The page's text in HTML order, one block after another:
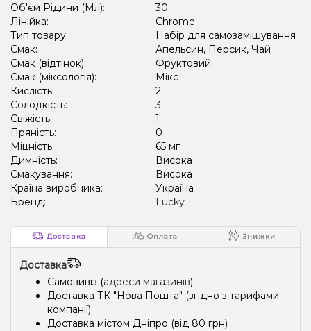
Об'єм Рідини (Мл):
30
Лінійка:
Chrome
Тип товару:
Набір для самозамішування
Смак:
Апельсин, Персик, Чай
Смак (відтінок):
Фруктовий
Смак (міксологія):
Мікс
Кислість:
2
Солодкість:
3
Свіжість:
1
Пряність:
0
Міцність:
65 мг
Димність:
Висока
Смакування:
Висока
Країна виробника:
Україна
Бренд:
Lucky
Доставка Оплата Знижки
Доставка
Самовивіз (адреси магазинів)
Доставка ТК "Нова Пошта" (згідно з тарифами
компанії)
Доставка містом Дніпро (від 80 грн)